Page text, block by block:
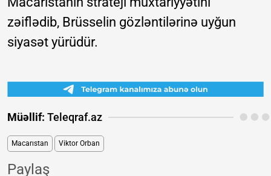
zəiflədib, Brüsselin gözləntilərinə uyğun
siyasət yürüdür.
Müəllif: Teleqraf.az
Macarıstan Viktor Orban
Paylaş